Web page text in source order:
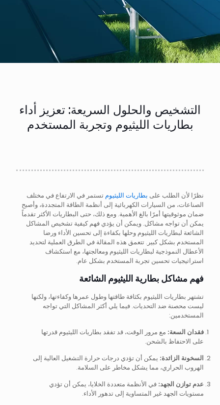
التشخيص والحلول السريعة: تعزيز أداء
بطاريات الليثيوم وتجربة المستخدم
نظرًا لأن الطلب على بطاريات الليثيومتستمر في الارتفاع في مختلف
الصناعات، من السيارات الكهربائية إلى أنظمة الطاقة المتجددة، وأصبح
ضمان موثوقيتها أمرًا بالغ الأهمية. ومع ذلك، حتى البطاريات الأكثر تقدماً
يمكن أن تواجه مشاكل. ويمكن أن يؤدي فهم كيفية تشخيص المشاكل
الشائعة لبطاريات الليثيوم وحلها بكفاءة إلى تحسين الأداء ورضا
المستخدم بشكل كبير. تتعمق هذه المقالة في الطرق العملية لتحديد
الأعطال النموذجية لبطاريات الليثيوم ومعالجتها، مع استكشاف
استراتيجيات تحسين تجربة المستخدم بشكل عام.
فهم مشاكل بطارية الليثيوم الشائعة
تشتهر بطاريات الليثيوم بكثافة طاقتها وطول عمرها وكفاءتها، ولكنها
ليست محصنة ضد التحديات. فيما يلي أكثر المشاكل التي تواجه
المستخدمين:
فقدان السعة: مع مرور الوقت، قد تفقد بطاريات الليثيوم قدرتها
على الاحتفاظ بالشحن.
السخونة الزائدة: يمكن أن تؤدي درجات حرارة التشغيل العالية إلى
الهروب الحراري، مما يشكل مخاطر على السلامة.
عدم توازن الجهد: في الأنظمة متعددة الخلايا، يمكن أن تؤدي
مستويات الجهد غير المتساوية إلى تدهور الأداء.